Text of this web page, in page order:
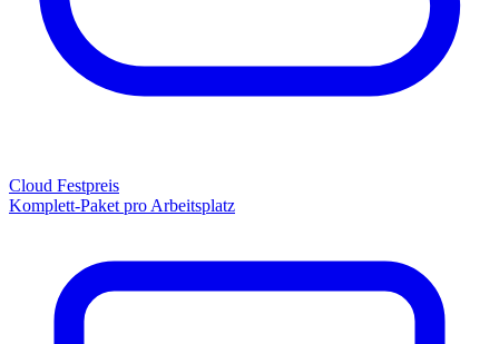
Cloud Festpreis
Komplett-Paket pro Arbeitsplatz